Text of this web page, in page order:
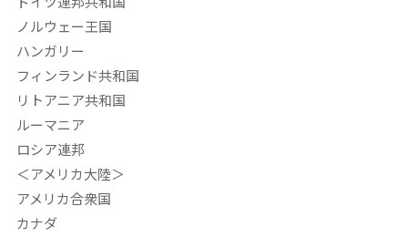
ノルウェー王国
ハンガリー
フィンランド共和国
リトアニア共和国
ルーマニア
ロシア連邦
＜アメリカ大陸＞
アメリカ合衆国
カナダ